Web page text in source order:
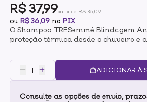
R$ 37,99ou 1x de R$ 36,09
ou R$ 36,09 no PIX
O Shampoo TRESemmé Blindagem
proteção térmica desde o chuveiro e
busca um cabelo disciplinado,
intenso, esse shampoo promove uma
sem ressecar os fios, sendo perfeito
ácido hialurônico e queratina
ADICIONAR À
Consulte as opções de envio,